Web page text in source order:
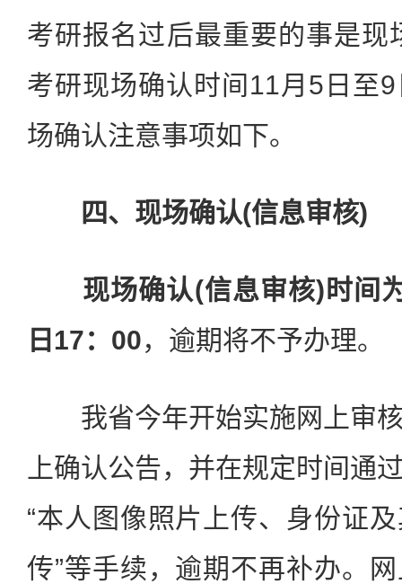
考研报名过后最重要的事是现
考研现场确认时间11月5日至
场确认注意事项如下。
四、现场确认(信息审核)
现场确认(信息审核)时间
日17：00，逾期将不予办理。
我省今年开始实施网上审核
上确认公告，并在规定时间通
“本人图像照片上传、身份证
传”等手续，逾期不再补办。